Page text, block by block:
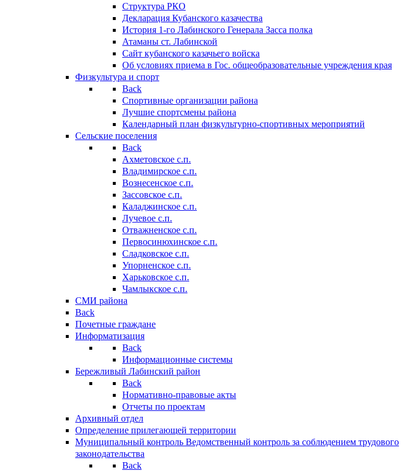
Структура РКО
Декларация Кубанского казачества
История 1-го Лабинского Генерала Засса полка
Атаманы ст. Лабинской
Cайт кубанского казачьего войска
Об условиях приема в Гос. общеобразовательные учреждения края
Физкультура и спорт
Back
Спортивные организации района
Лучшие спортсмены района
Календарный план физкультурно-спортивных мероприятий
Сельские поселения
Back
Ахметовское с.п.
Владимирское с.п.
Вознесенское с.п.
Зассовское с.п.
Каладжинское с.п.
Лучевое с.п.
Отважненское с.п.
Первосинюхинское с.п.
Сладковское с.п.
Упорненское с.п.
Харьковское с.п.
Чамлыкское с.п.
СМИ района
Back
Почетные граждане
Информатизация
Back
Информационные системы
Бережливый Лабинский район
Back
Нормативно-правовые акты
Отчеты по проектам
Архивный отдел
Определение прилегающей территории
Муниципальный контроль Ведомственный контроль за соблюдением трудового
законодательства
Back